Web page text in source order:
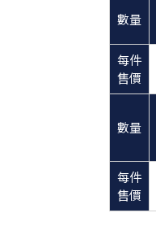
數量
每件
售價
數量
每件
售價